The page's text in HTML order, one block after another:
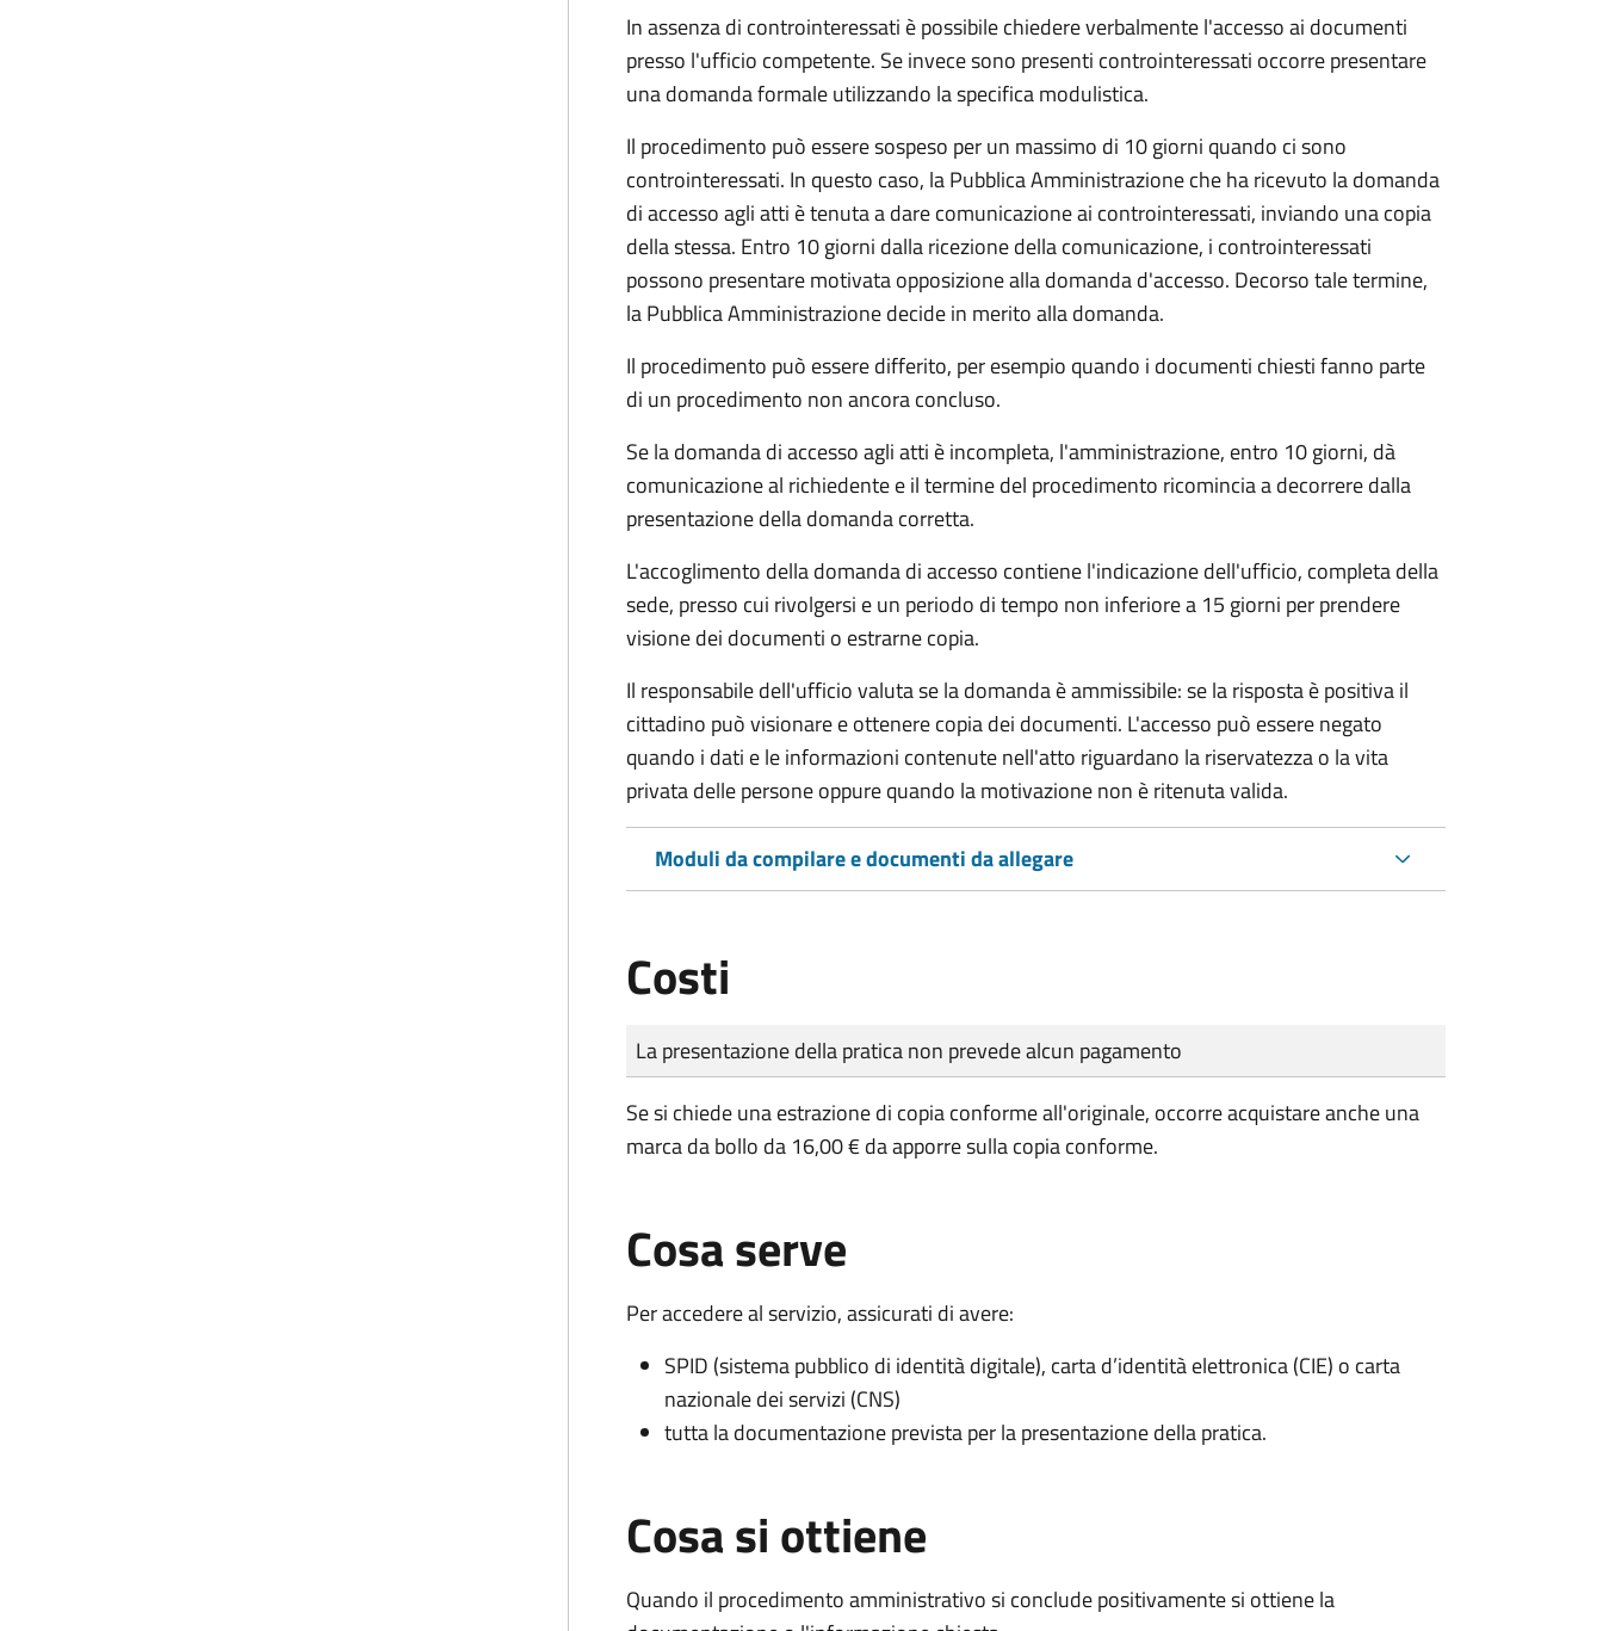
In assenza di controinteressati è possibile chiedere verbalmente l'accesso ai documenti
presso l'ufficio competente. Se invece sono presenti controinteressati occorre presentare
una domanda formale utilizzando la specifica modulistica.
Il procedimento può essere sospeso per un massimo di 10 giorni quando ci sono
controinteressati. In questo caso, la Pubblica Amministrazione che ha ricevuto la domanda
di accesso agli atti è tenuta a dare comunicazione ai controinteressati, inviando una copia
della stessa. Entro 10 giorni dalla ricezione della comunicazione, i controinteressati
possono presentare motivata opposizione alla domanda d'accesso. Decorso tale termine,
la Pubblica Amministrazione decide in merito alla domanda.
Il procedimento può essere differito, per esempio quando i documenti chiesti fanno parte
di un procedimento non ancora concluso.
Se la domanda di accesso agli atti è incompleta, l'amministrazione, entro 10 giorni, dà
comunicazione al richiedente e il termine del procedimento ricomincia a decorrere dalla
presentazione della domanda corretta.
L'accoglimento della domanda di accesso contiene l'indicazione dell'ufficio, completa della
sede, presso cui rivolgersi e un periodo di tempo non inferiore a 15 giorni per prendere
visione dei documenti o estrarne copia.
Il responsabile dell'ufficio valuta se la domanda è ammissibile: se la risposta è positiva il
cittadino può visionare e ottenere copia dei documenti. L'accesso può essere negato
quando i dati e le informazioni contenute nell'atto riguardano la riservatezza o la vita
privata delle persone oppure quando la motivazione non è ritenuta valida.
Moduli da compilare e documenti da allegare
Costi
Tipo di pagamento
Importo
La presentazione della pratica non prevede alcun pagamento
Se si chiede una estrazione di copia conforme all'originale, occorre acquistare anche una
marca da bollo da 16,00 € da apporre sulla copia conforme.
Cosa serve
Per accedere al servizio, assicurati di avere:
SPID (sistema pubblico di identità digitale), carta d’identità elettronica (CIE) o carta
nazionale dei servizi (CNS)
tutta la documentazione prevista per la presentazione della pratica.
Cosa si ottiene
Quando il procedimento amministrativo si conclude positivamente si ottiene la